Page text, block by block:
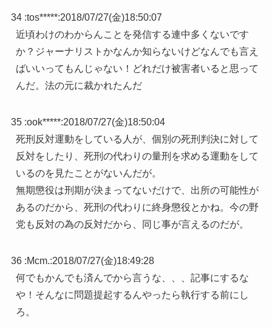
34 :tos*****:2018/07/27(金)18:50:07
近頃わけのわからんことを発信する連中多くないです
か？ジャーナリストかなんか知らないけどなんでも言え
ばいいってもんじゃない！どれだけ被害者いると思って
んだ。法の元に裁かれたんだ
35 :ook*****:2018/07/27(金)18:50:04
死刑反対運動をしている人が、個別の死刑判決に対して
反対をしたり、死刑の代わりの量刑を求める運動をして
いるのを見たことがないんだが。
無期懲役は刑期が決まってないだけで、出所の可能性が
あるのだから、死刑の代わりに終身懲役とかね。今の野
党も反対の為の反対だから、同じ事が言えるのだが。
36 :Mcm.:2018/07/27(金)18:49:28
何でもかんでも済んでから言うな、、、記事にするな
や！そんなに問題提起するんやったら執行する前にし
ろ。